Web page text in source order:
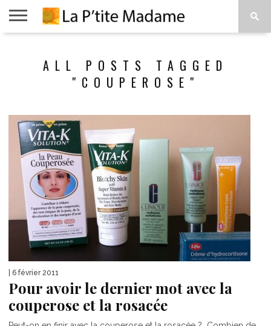
VIVRE
PROPOSALL POSTS TAGGED
"COUPEROSE"
| 6 février 2011
Pour avoir le dernier mot avec la
couperose et la rosacée